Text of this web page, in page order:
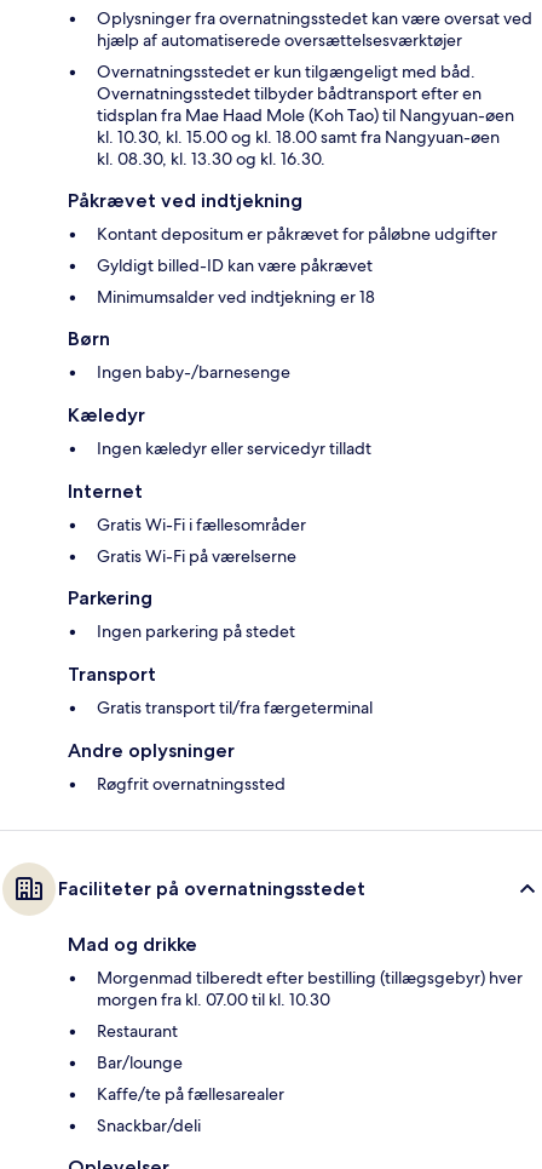
Oplysninger fra overnatningsstedet kan være oversat ved
hjælp af automatiserede oversættelsesværktøjer
Overnatningsstedet er kun tilgængeligt med båd.
Overnatningsstedet tilbyder bådtransport efter en
tidsplan fra Mae Haad Mole (Koh Tao) til Nangyuan-øen
kl. 10.30, kl. 15.00 og kl. 18.00 samt fra Nangyuan-øen
kl. 08.30, kl. 13.30 og kl. 16.30.
Påkrævet ved indtjekning
Kontant depositum er påkrævet for påløbne udgifter
Gyldigt billed-ID kan være påkrævet
Minimumsalder ved indtjekning er 18
Børn
Ingen baby-/barnesenge
Kæledyr
Ingen kæledyr eller servicedyr tilladt
Internet
Gratis Wi-Fi i fællesområder
Gratis Wi-Fi på værelserne
Parkering
Ingen parkering på stedet
Transport
Gratis transport til/fra færgeterminal
Andre oplysninger
Røgfrit overnatningssted
Faciliteter på overnatningsstedet
Mad og drikke
Morgenmad tilberedt efter bestilling (tillægsgebyr) hver
morgen fra kl. 07.00 til kl. 10.30
Restaurant
Bar/lounge
Kaffe/te på fællesarealer
Snackbar/deli